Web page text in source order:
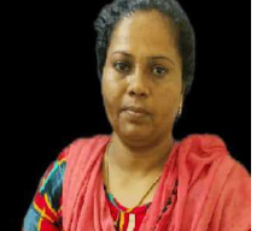
കൂടും. മുടി ശരിയായി
ആമസോണിൽ 80% വരെ
ഉത്പന്നങ്ങൾ
ക്ലിക്ക് ചെയ്യുക ദിവസവും
സ്വാഭാവിക
കഴുകുകയെങ്കില്‍
വേണം. എന്നാല്‍